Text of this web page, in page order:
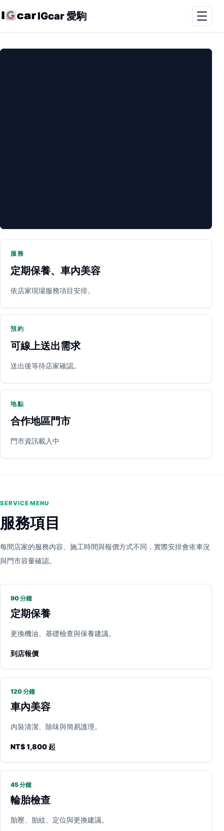
IGcar 愛駒
PARTNER SHOP
立即預約 開啟地圖 其他店家
服務
定期保養、車內美容
依店家現場服務項目安排。
預約
可線上送出需求
送出後等待店家確認。
地點
合作地區門市
門市資訊載入中
SERVICE MENU
服務項目
每間店家的服務內容、施工時間與報價方式不同，實際安排會依車況
與門市容量確認。
90 分鐘
定期保養
更換機油、基礎檢查與保養建議。
到店報價
120 分鐘
車內美容
內裝清潔、除味與簡易護理。
NT$ 1,800 起
45 分鐘
輪胎檢查
胎壓、胎紋、定位與更換建議。